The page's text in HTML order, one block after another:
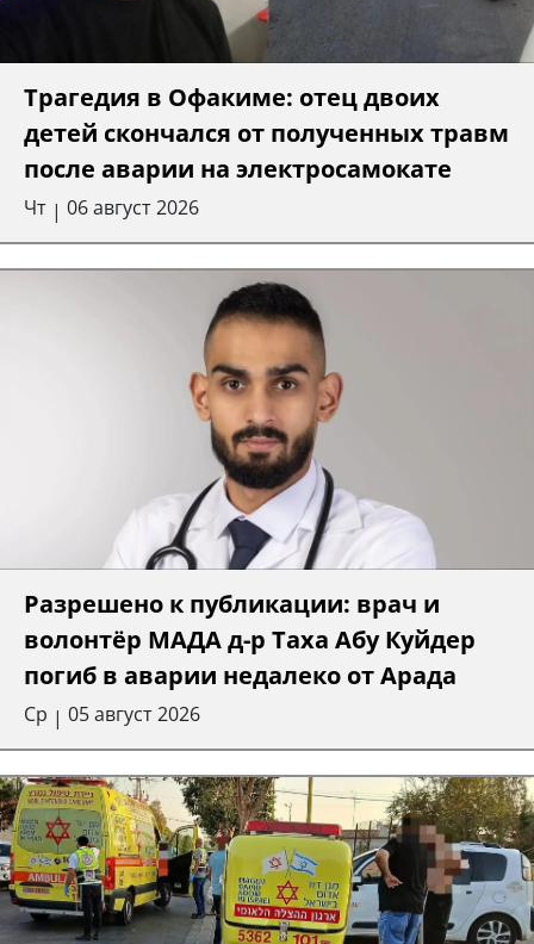
Трагедия в Офакиме: отец двоих
детей скончался от полученных травм
после аварии на электросамокате
Чт | 06 август 2026
Разрешено к публикации: врач и
волонтёр МАДА д-р Таха Абу Куйдер
погиб в аварии недалеко от Арада
Ср | 05 август 2026